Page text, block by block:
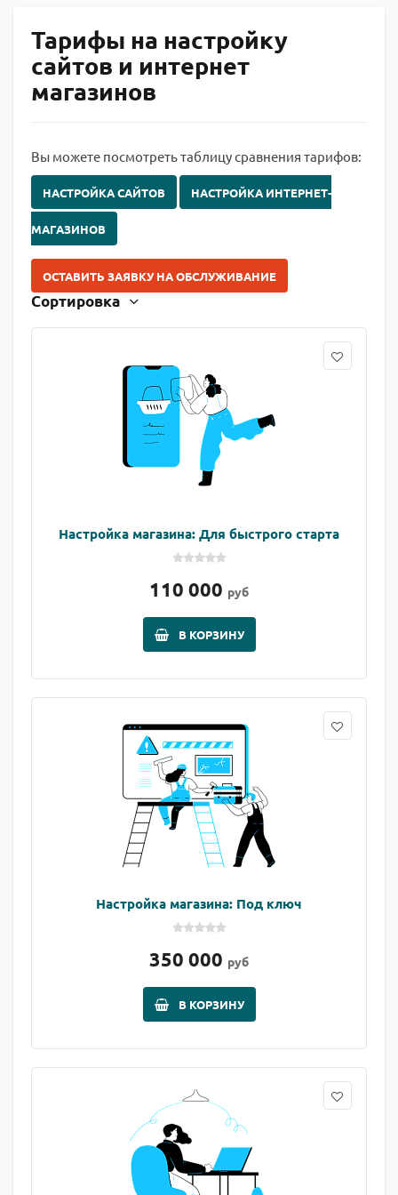
Тарифы на настройку
сайтов и интернет
магазинов
Вы можете посмотреть таблицу сравнения тарифов:
НАСТРОЙКА САЙТОВ НАСТРОЙКА ИНТЕРНЕТ-
МАГАЗИНОВ
ОСТАВИТЬ ЗАЯВКУ НА ОБСЛУЖИВАНИЕ
Сортировка
Настройка магазина: Для быстрого старта
110 000 руб
В КОРЗИНУ
Настройка магазина: Под ключ
350 000 руб
В КОРЗИНУ